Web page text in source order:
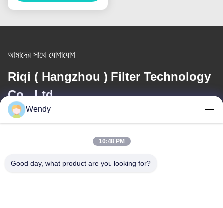
আমাদের সাথে যোগাযোগ
Riqi ( Hangzhou ) Filter Technology
Co., Ltd.
ই-মেইল
wendy@hzriqi.com
Wendy
10:48 PM
Good day, what product are you looking for?